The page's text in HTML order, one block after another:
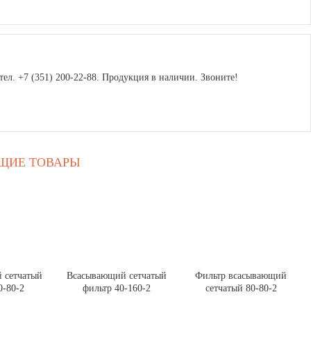
+7 (351) 200-22-88. Продукция в наличии. Звоните!
ТОВАРЫ
80-2
Всасывающий сетчатый
фильтр 40-160-2
Фильтр всасывающий
сетчатый 80-80-2